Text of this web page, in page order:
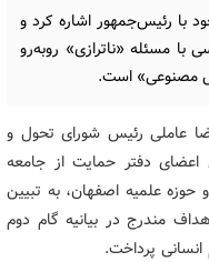
با رئیس‌جمهور اشاره کرد و
مسئله «ناترازی» روبه‌رو
مصنوعی» است.
عاملی رئیس شورای تحول و
دفتر حمایت از جامعه
علمیه اصفهان، به تبیین
مندرج در بیانیه گام دوم
پرداخت.